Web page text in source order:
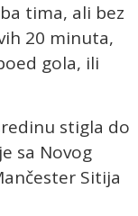
tima, ali bez
20 minuta,
gola, ili
stigla do
sa Novog
Sitija